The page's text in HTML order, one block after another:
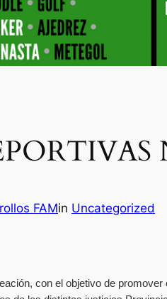
FAMin Uncategorized
con el objetivo de